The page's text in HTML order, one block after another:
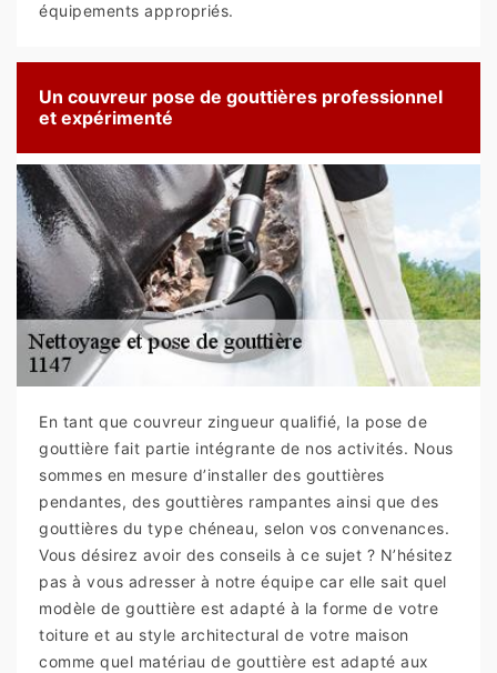
équipements appropriés.
Un couvreur pose de gouttières professionnel
et expérimenté
En tant que couvreur zingueur qualifié, la pose de
gouttière fait partie intégrante de nos activités. Nous
sommes en mesure d’installer des gouttières
pendantes, des gouttières rampantes ainsi que des
gouttières du type chéneau, selon vos convenances.
Vous désirez avoir des conseils à ce sujet ? N’hésitez
pas à vous adresser à notre équipe car elle sait quel
modèle de gouttière est adapté à la forme de votre
toiture et au style architectural de votre maison
comme quel matériau de gouttière est adapté aux